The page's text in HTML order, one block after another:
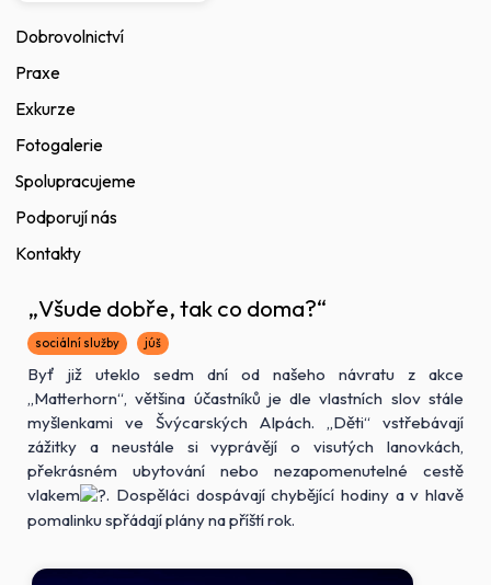
Dobrovolnictví
Praxe
Exkurze
Fotogalerie
Spolupracujeme
Podporují nás
Kontakty
„Všude dobře, tak co doma?“
sociální služby júš
Byť již uteklo sedm dní od našeho návratu z akce
„Matterhorn“, většina účastníků je dle vlastních slov stále
myšlenkami ve Švýcarských Alpách. „Děti“ vstřebávají
zážitky a neustále si vyprávějí o visutých lanovkách,
překrásném ubytování nebo nezapomenutelné cestě
vlakem
. Dospěláci dospávají chybějící hodiny a v hlavě
pomalinku spřádají plány na příští rok.